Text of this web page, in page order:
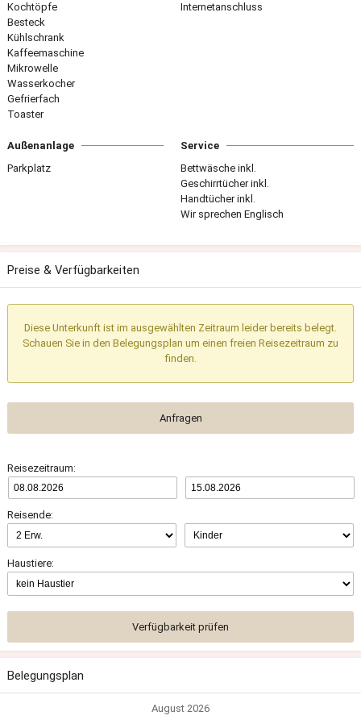
Kochtöpfe
Besteck
Kühlschrank
Kaffeemaschine
Mikrowelle
Wasserkocher
Gefrierfach
Toaster
Internetanschluss
Außenanlage
Parkplatz
Service
Bettwäsche inkl.
Geschirrtücher inkl.
Handtücher inkl.
Wir sprechen Englisch
Preise & Verfügbarkeiten
Diese Unterkunft ist im ausgewählten Zeitraum leider bereits belegt.
Schauen Sie in den Belegungsplan um einen freien Reisezeitraum zu
finden.
Anfragen
Reisezeitraum:
Reisende:
Haustiere:
Verfügbarkeit prüfen
Belegungsplan
August 2026